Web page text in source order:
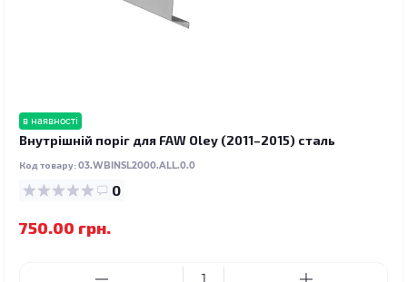
в наявності
Внутрішній поріг для FAW Oley (2011–2015) сталь
Код товару:03.WBINSL2000.ALL.0.0
0
750.00 грн.